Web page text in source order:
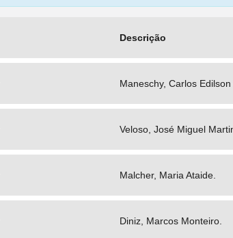
Descrição
Maneschy, Carlos
Veloso, José Miguel
Malcher, Maria Ataide.
Diniz, Marcos Monteiro.